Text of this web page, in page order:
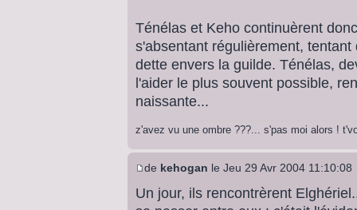
Ténélas et Keho continuèrent
s'absentant régulièrement,
dette envers la guilde. Ténélas,
l'aider le plus souvent possible,
naissante...
z'avez vu une ombre ???... s'pas moi alors !
de kehogan le Jeu 29 Avr 2004 11:10:08
Un jour, ils rencontrèrent